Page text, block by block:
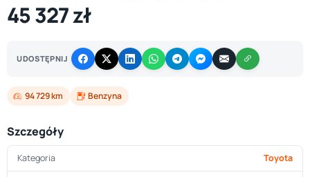
45 327 zł
UDOSTĘPNIJ
94 729 km Benzyna
Szczegóły
Kategoria Toyota